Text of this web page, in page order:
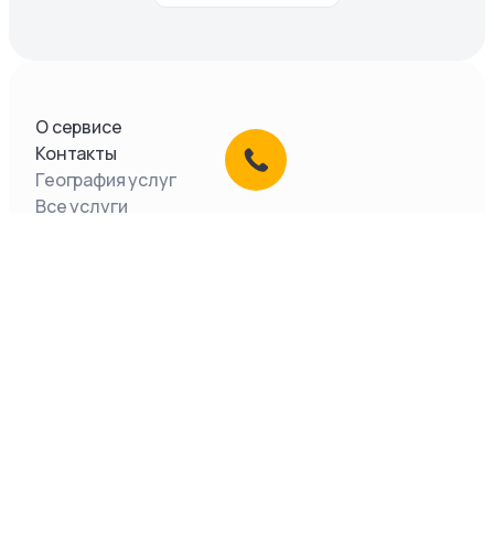
О сервисе
Контакты
География услуг
Все услуги